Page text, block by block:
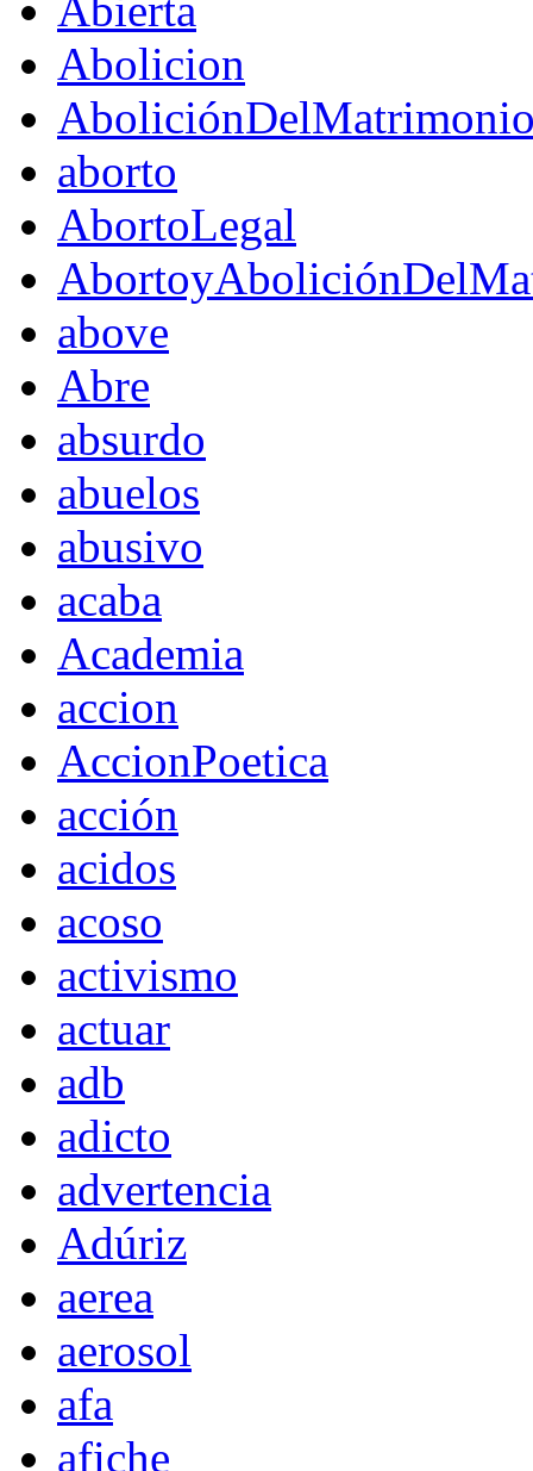
Abierta
Abolicion
aborto
AbortoLegal
above
Abre
absurdo
abuelos
abusivo
acaba
Academia
accion
AccionPoetica
acción
acidos
acoso
activismo
actuar
adb
adicto
advertencia
Adúriz
aerea
aerosol
afa
afiche